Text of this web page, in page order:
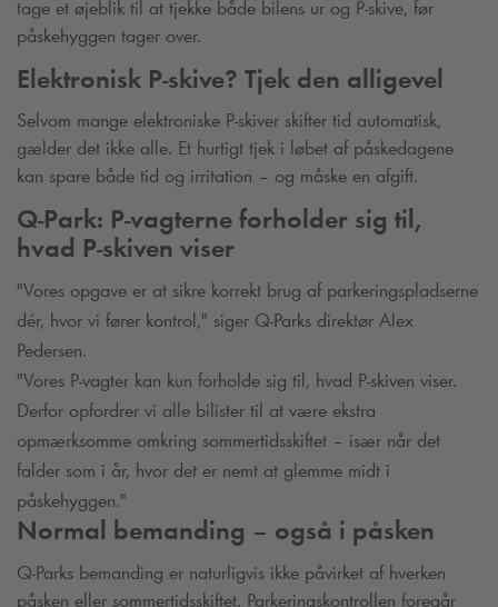
tage et øjeblik til at tjekke både bilens ur og P-skive, før
påskehyggen tager over.
Elektronisk P-skive? Tjek den alligevel
Selvom mange elektroniske P-skiver skifter tid automatisk,
gælder det ikke alle. Et hurtigt tjek i løbet af påskedagene
kan spare både tid og irritation – og måske en afgift.
Q-Park: P-vagterne forholder sig til,
hvad P-skiven viser
"Vores opgave er at sikre korrekt brug af parkeringspladserne
dér, hvor vi fører kontrol," siger Q-Parks direktør Alex
Pedersen.
"Vores P-vagter kan kun forholde sig til, hvad P-skiven viser.
Derfor opfordrer vi alle bilister til at være ekstra
opmærksomme omkring sommertidsskiftet – især når det
falder som i år, hvor det er nemt at glemme midt i
påskehyggen."
Normal bemanding – også i påsken
Q-Parks bemanding er naturligvis ikke påvirket af hverken
påsken eller sommertidsskiftet. Parkeringskontrollen foregår